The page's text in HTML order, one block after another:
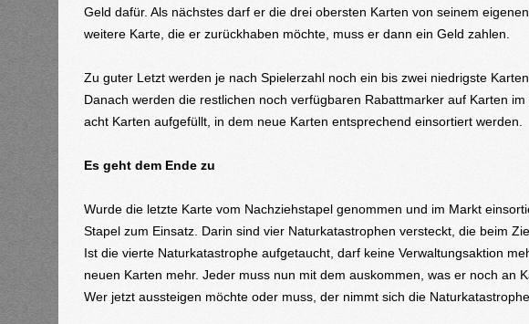
Geld dafür. Als nächstes darf er die drei obersten Karten von seinem
weitere Karte, die er zurückhaben möchte, muss er dann ein Geld zahlen.
Zu guter Letzt werden je nach Spielerzahl noch ein bis zwei niedrigste
Danach werden die restlichen noch verfügbaren Rabattmarker auf Karten
acht Karten aufgefüllt, in dem neue Karten entsprechend einsortiert werden.
Es geht dem Ende zu
Wurde die letzte Karte vom Nachziehstapel genommen und im Markt
Stapel zum Einsatz. Darin sind vier Naturkatastrophen versteckt, die beim
Ist die vierte Naturkatastrophe aufgetaucht, darf keine Verwaltungsaktion
neuen Karten mehr. Jeder muss nun mit dem auskommen, was er noch an
Wer jetzt aussteigen möchte oder muss, der nimmt sich die